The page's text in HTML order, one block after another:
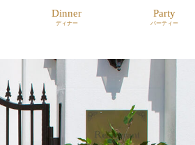
Dinner
ディナー
Party
パーティー